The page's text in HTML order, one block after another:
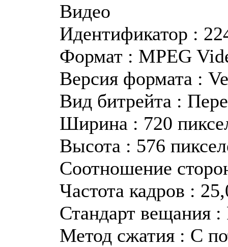
Видео
Идентификатор :
Формат : MPEG
Версия формата :
Вид битрейта :
Ширина : 720
Высота : 576
Соотношение
Частота кадров :
Стандарт вещания :
Метод сжатия : С